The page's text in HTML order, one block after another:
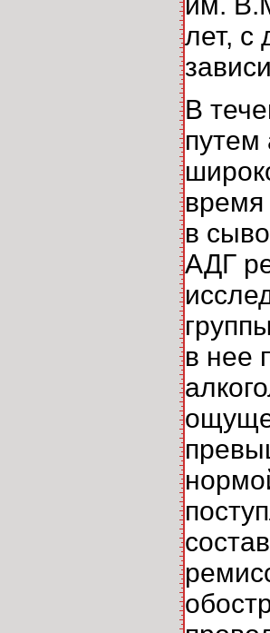
лет, с
В
путем
время
в
АДГ
в нее